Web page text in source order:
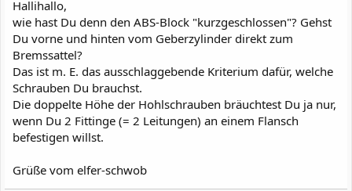
Hallihallo,
wie hast Du denn den ABS-Block "kurzgeschlossen"? Gehst
Du vorne und hinten vom Geberzylinder direkt zum
Bremssattel?
Das ist m. E. das ausschlaggebende Kriterium dafür, welche
Schrauben Du brauchst.
Die doppelte Höhe der Hohlschrauben bräuchtest Du ja nur,
wenn Du 2 Fittinge (= 2 Leitungen) an einem Flansch
befestigen willst.
Grüße vom elfer-schwob